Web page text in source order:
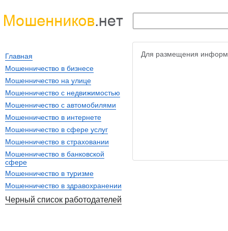
Для размещения
Главная
Мошенничество в бизнесе
Мошенничество на улице
Мошенничество с недвижимостью
Мошенничество с автомобилями
Мошенничество в интернете
Мошенничество в сфере услуг
Мошенничество в страховании
Мошенничество в банковской
сфере
Мошенничество в туризме
Мошенничество в здравохранении
Черный список работодателей